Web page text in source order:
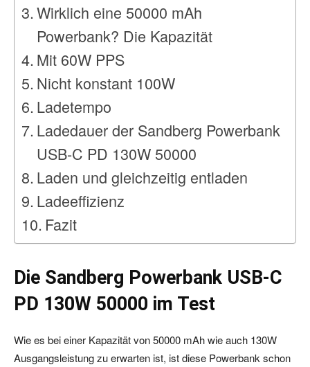
Wirklich eine 50000 mAh
Powerbank? Die Kapazität
Mit 60W PPS
Nicht konstant 100W
Ladetempo
Ladedauer der Sandberg Powerbank
USB-C PD 130W 50000
Laden und gleichzeitig entladen
Ladeeffizienz
Fazit
Die Sandberg Powerbank USB-C
PD 130W 50000 im Test
Wie es bei einer Kapazität von 50000 mAh wie auch 130W
Ausgangsleistung zu erwarten ist, ist diese Powerbank schon